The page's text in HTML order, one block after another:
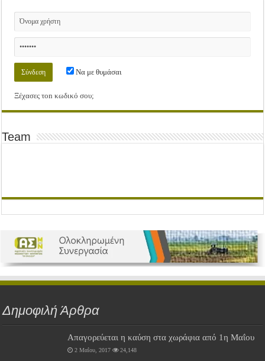
Να με θυμάσαι
Ξέχασες τοn κωδικό σου;
Team
Δημοφιλή Άρθρα
Απαγορεύεται η καύση στα χωράφια από 1η Μαΐου
2 Μαΐου, 2017 24,148